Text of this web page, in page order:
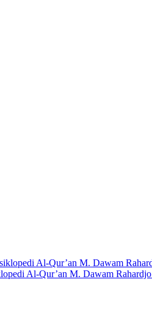
Al-Qur’an M. Dawam Rahardjo